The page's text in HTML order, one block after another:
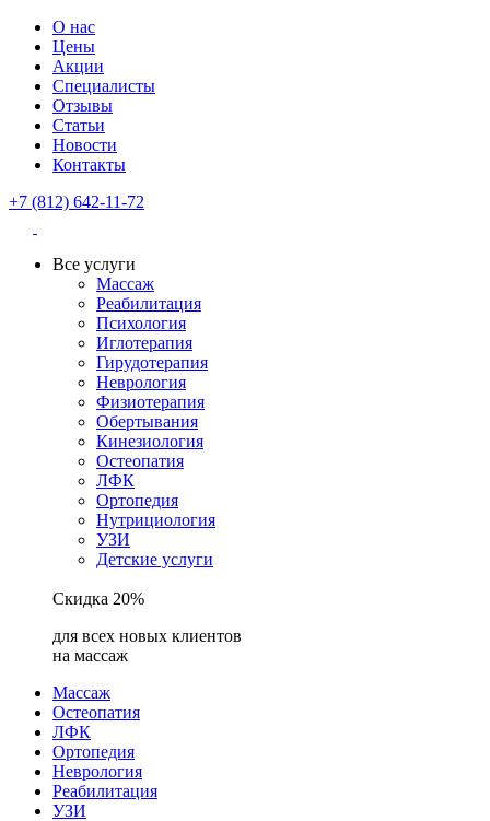
О нас
Цены
Акции
Специалисты
Отзывы
Статьи
Новости
Контакты
+7 (812) 642-11-72
Все услуги
Массаж
Реабилитация
Психология
Иглотерапия
Гирудотерапия
Неврология
Физиотерапия
Обертывания
Кинезиология
Остеопатия
ЛФК
Ортопедия
Нутрициология
УЗИ
Детские услуги
Скидка 20%
для всех новых клиентов
на массаж
Массаж
Остеопатия
ЛФК
Ортопедия
Неврология
Реабилитация
УЗИ